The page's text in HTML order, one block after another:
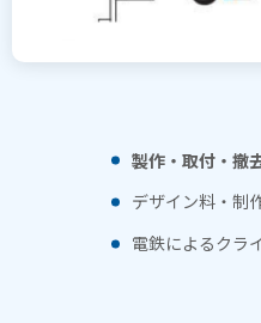
製作・取付・撤
デザイン料・制
電鉄によるクラ